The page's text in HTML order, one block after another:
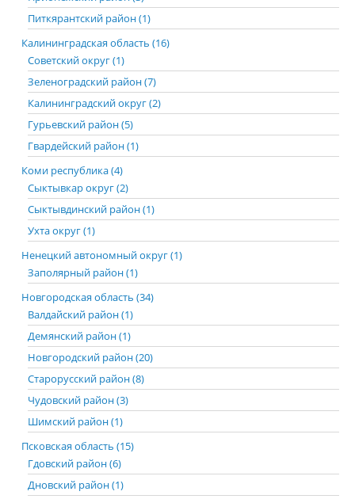
Питкярантский район (1)
Калининградская область (16)
Советский округ (1)
Зеленоградский район (7)
Калининградский округ (2)
Гурьевский район (5)
Гвардейский район (1)
Коми республика (4)
Сыктывкар округ (2)
Сыктывдинский район (1)
Ухта округ (1)
Ненецкий автономный округ (1)
Заполярный район (1)
Новгородская область (34)
Валдайский район (1)
Демянский район (1)
Новгородский район (20)
Старорусский район (8)
Чудовский район (3)
Шимский район (1)
Псковская область (15)
Гдовский район (6)
Дновский район (1)